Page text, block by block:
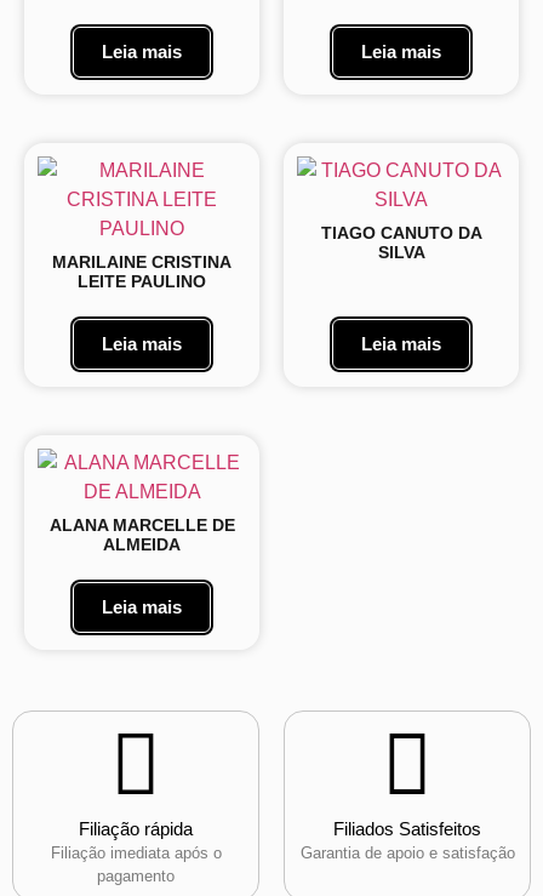
Leia mais Leia mais
MARILAINE CRISTINA
LEITE PAULINO
Leia mais
TIAGO CANUTO DA
SILVA
Leia mais
ALANA MARCELLE DE
ALMEIDA
Leia mais
Filiação rápida
Filiação imediata após o
pagamento
Filiados Satisfeitos
Garantia de apoio e satisfação